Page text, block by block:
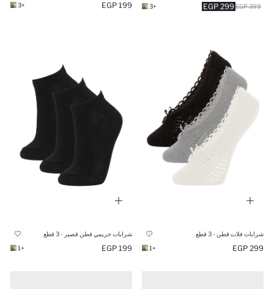
299 EGP 399 EGP
+3
199 EGP
+3
شرابات فلات قطن - 3 قطع
299 EGP
+1
شرابات حريمي قطن قصير - 3 قطع
199 EGP
+1